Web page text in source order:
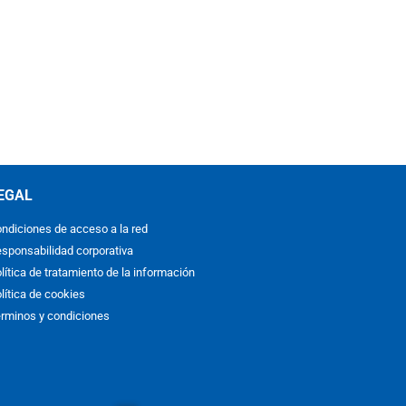
de acceso a la red
corporativa
de tratamiento de la información
de cookies
y condiciones